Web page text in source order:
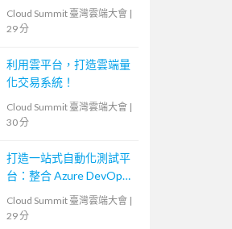
Cloud Summit 臺灣雲端大會 |
29 分
利用雲平台，打造雲端量
化交易系統！
Cloud Summit 臺灣雲端大會 |
30 分
打造一站式自動化測試平
台：整合 Azure DevOps
與 AI 助力敏捷開發
Cloud Summit 臺灣雲端大會 |
29 分